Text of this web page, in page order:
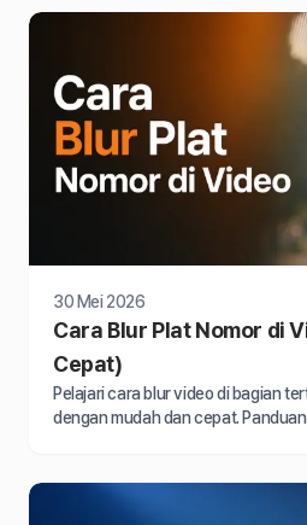
30 Mei 2026
Cara Blur Plat Nomor di
Cepat)
Pelajari cara blur video di bagian
dengan mudah dan cepat.